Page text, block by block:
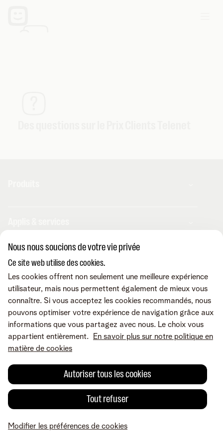
Téléphonie fixe
TV digitale
Fibre
Outils digitaux
Amplificateurs wifi
Les appareils
Promos
Modifier mes produits
Sécurité
MyTelenet-app
Webmail
MyTelenet
MyCloud
FreePhone Business Portal
Telenet pour indépendants
Contact & conseils
Contactez-nous
Aide en ligne
Demandez une visite
Nos points de vente
Déménager
Tarifs
Notre service clientèle
Retrouvez-nous sur
A propos de Telenet Conditions
rétractation
Modifier les préférences de cookies
Cookie policy
Qualité des services
Accessibilité
© Telenet 2026 - Telenet SRL - Liersesteenweg 4, 2800 Malines -
TVA BE 0473.416.418 - RPM Anvers dep. Malines
Nous nous soucions de votre vie privée
Ce site web utilise des cookies.
Les cookies offrent non seulement une meilleure expérience
utilisateur, mais nous permettent également de mieux vous
connaître. Si vous acceptez les cookies recommandés, nous
pouvons optimiser votre expérience de navigation grâce aux
informations que vous partagez avec nous. Le choix vous
appartient entièrement.
En savoir plus sur notre politique en
matière de cookies
Tout refuser
Autoriser tous les cookies
Modifier les préférences de cookies